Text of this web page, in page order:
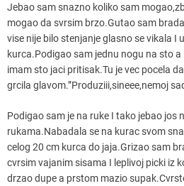
Jebao sam snazno koliko sam
mogao da svrsim brzo.Gutao sam
vise nije bilo stenjanje glasno se vikala I
kurca.Podigao sam jednu nogu na sto
imam sto jaci pritisak.Tu je vec pocela
grcila glavom.”Produziii,sineee,nemoj
Podigao sam je na ruke I tako jebao jos
rukama.Nabadala se na kurac svom
celog 20 cm kurca do jaja.Grizao sam
cvrsim vajanim sisama I leplivoj picki iz
drzao dupe a prstom mazio